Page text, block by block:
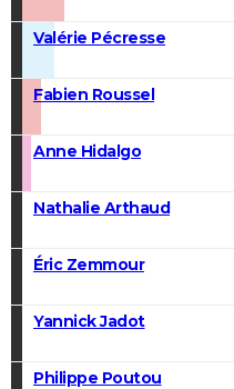
Valérie Pécresse
Fabien Roussel
Anne Hidalgo
Nathalie Arthaud
Éric Zemmour
Yannick Jadot
Philippe Poutou